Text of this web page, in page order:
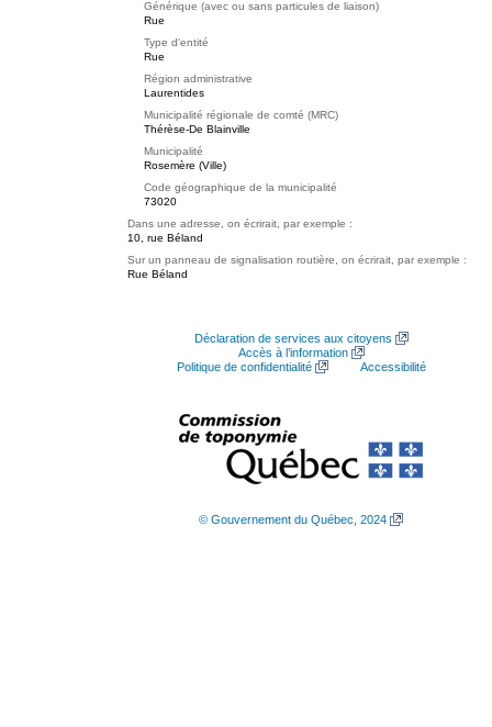
Générique (avec ou sans particules de liaison)
Rue
Type d'entité
Rue
Région administrative
Laurentides
Municipalité régionale de comté (MRC)
Thérèse-De Blainville
Municipalité
Rosemère (Ville)
Code géographique de la municipalité
73020
Dans une adresse, on écrirait, par exemple :
10, rue Béland
Sur un panneau de signalisation routière, on écrirait, par exemple :
Rue Béland
Déclaration de services aux citoyens
Accès à l’information
Politique de confidentialité
Accessibilité
© Gouvernement du Québec, 2024